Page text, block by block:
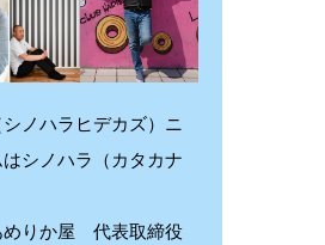
ノハラヒデカズ）ニ
シノハラ（カタカナ
めりか屋 代表取締役